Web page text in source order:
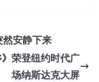
安静下来
荣登纽约时代广
场纳斯达克大屏